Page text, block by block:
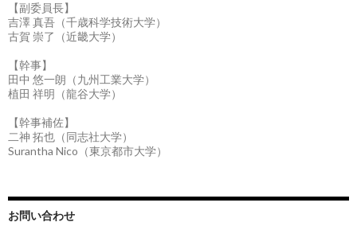
【副委員長】
吉澤 真吾（千歳科学技術大学）
古賀 崇了（近畿大学）
【幹事】
田中 悠一朗（九州工業大学）
植田 祥明（龍谷大学）
【幹事補佐】
二神 拓也（同志社大学）
Surantha Nico（東京都市大学）
お問い合わせ